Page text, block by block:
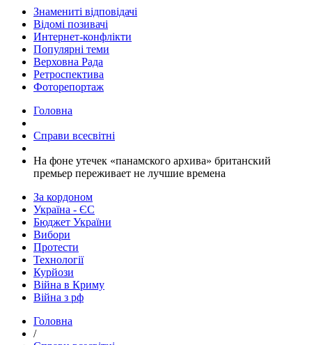
Знамениті відповідачі
Відомі позивачі
Интернет-конфлікти
Популярні теми
Верховна Рада
Ретроспектива
Фоторепортаж
Головна
Справи всесвітні
На фоне утечек «панамского архива» британский
премьер переживает не лучшие времена
За кордоном
Україна - ЄС
Бюджет України
Вибори
Протести
Технології
Курйози
Війна в Криму
Війна з рф
Головна
/